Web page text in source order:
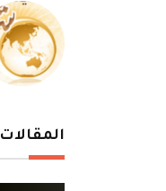
المقالات